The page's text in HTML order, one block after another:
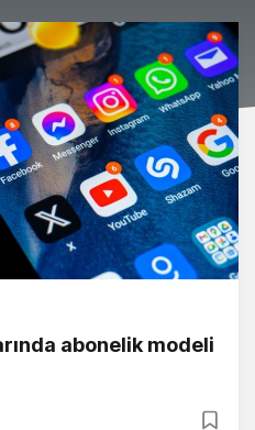
abonelik modeli